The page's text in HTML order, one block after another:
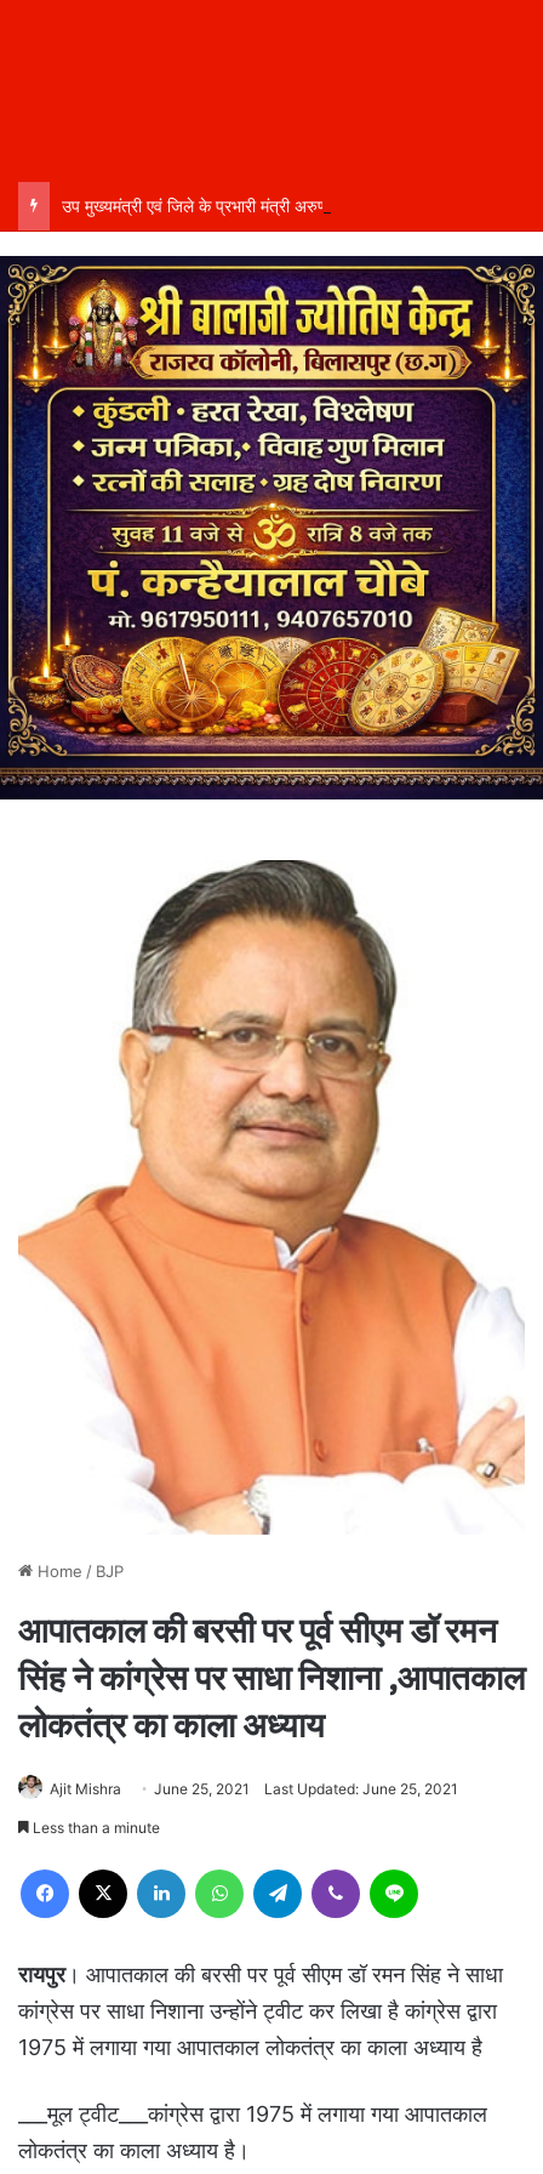
Home / BJP
आपातकाल की बरसी पर पूर्व सीएम डॉ रमन
सिंह ने कांग्रेस पर साधा निशाना ,आपातकाल
लोकतंत्र का काला अध्याय
Ajit Mishra June 25, 2021 Last Updated: June 25, 2021
Less than a minute
Facebook LinkedIn WhatsAppTelegram Viber
रायपुर। आपातकाल की बरसी पर पूर्व सीएम डॉ रमन सिंह ने साधा
कांग्रेस पर साधा निशाना उन्होंने ट्वीट कर लिखा है कांग्रेस द्वारा
1975 में लगाया गया आपातकाल लोकतंत्र का काला अध्याय है
___मूल ट्वीट___कांग्रेस द्वारा 1975 में लगाया गया आपातकाल
लोकतंत्र का काला अध्याय है।